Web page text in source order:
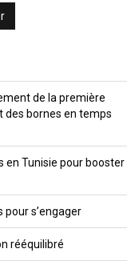
de la première
des bornes en temps
en Tunisie pour booster
pour s’engager
rééquilibré